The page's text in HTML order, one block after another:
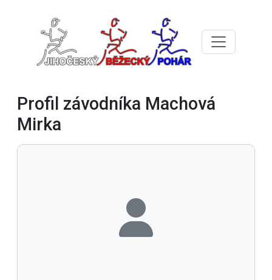
Profil závodníka Machová
Mirka